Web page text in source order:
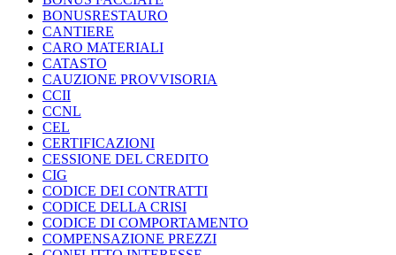
BONUSRESTAURO
CANTIERE
CARO MATERIALI
CATASTO
CAUZIONE PROVVISORIA
CCII
CCNL
CEL
CERTIFICAZIONI
CESSIONE DEL CREDITO
CIG
CODICE DEI CONTRATTI
CODICE DELLA CRISI
CODICE DI COMPORTAMENTO
COMPENSAZIONE PREZZI